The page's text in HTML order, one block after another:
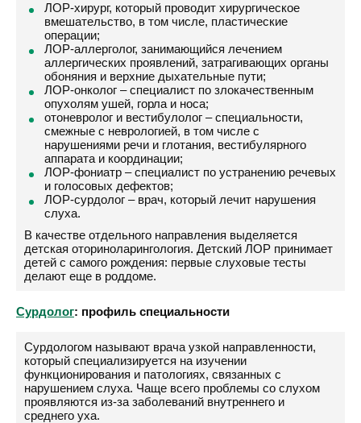
ЛОР-хирург, который проводит хирургическое
вмешательство, в том числе, пластические
операции;
ЛОР-аллерголог, занимающийся лечением
аллергических проявлений, затрагивающих органы
обоняния и верхние дыхательные пути;
ЛОР-онколог – специалист по злокачественным
опухолям ушей, горла и носа;
отоневролог и вестибулолог – специальности,
смежные с неврологией, в том числе с
нарушениями речи и глотания, вестибулярного
аппарата и координации;
ЛОР-фониатр – специалист по устранению речевых
и голосовых дефектов;
ЛОР-сурдолог – врач, который лечит нарушения
слуха.
В качестве отдельного направления выделяется
детская оториноларингология. Детский ЛОР принимает
детей с самого рождения: первые слуховые тесты
делают еще в роддоме.
Сурдолог: профиль специальности
Сурдологом называют врача узкой направленности,
который специализируется на изучении
функционирования и патологиях, связанных с
нарушением слуха. Чаще всего проблемы со слухом
проявляются из-за заболеваний внутреннего и
среднего уха.